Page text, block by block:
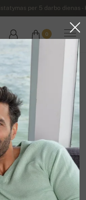
per 5 darbo dienas
0